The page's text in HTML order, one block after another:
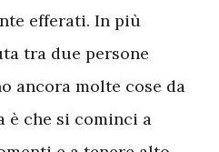
efferati. In più
tra due persone
ancora molte cose da
è che si cominci a